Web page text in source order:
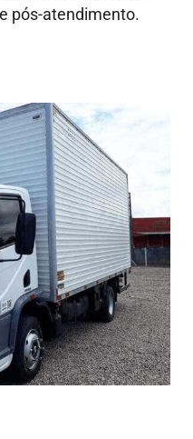
pós-atendimento.